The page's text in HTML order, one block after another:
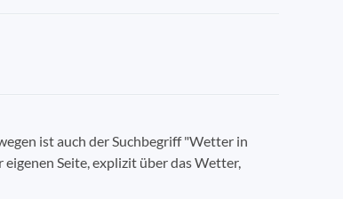
ist auch der Suchbegriff "Wetter in
Seite, explizit über das Wetter,